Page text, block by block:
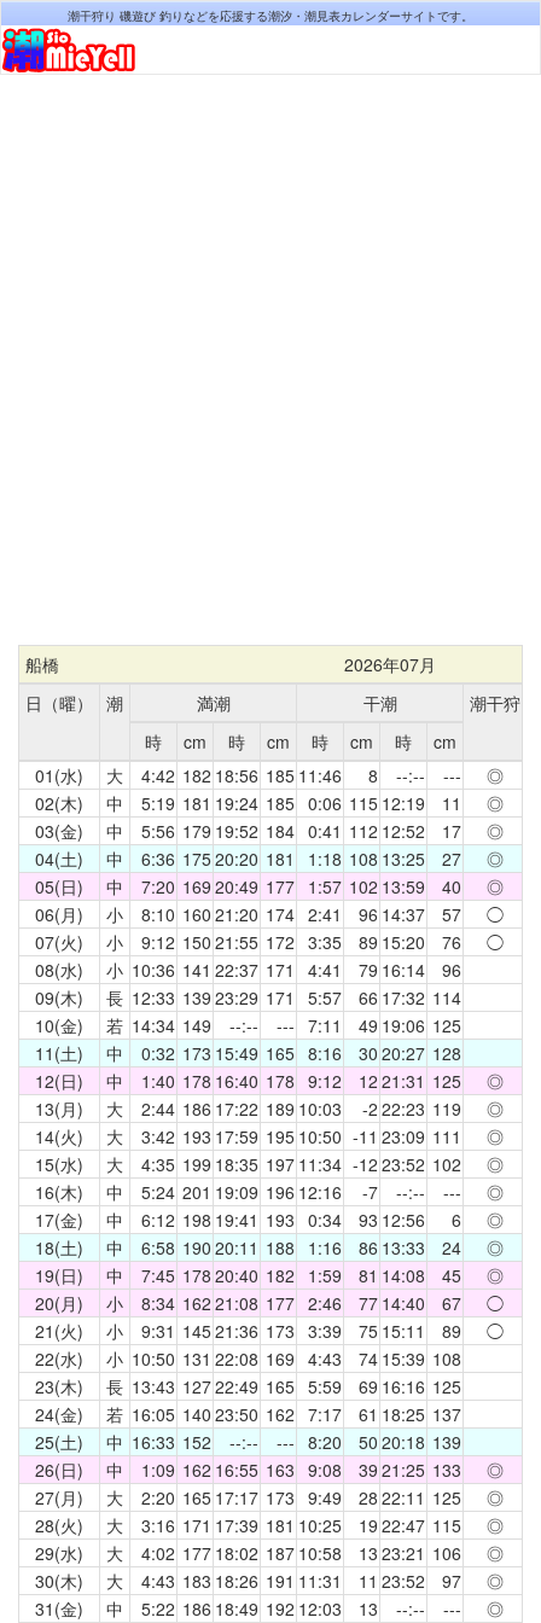
潮干狩り 磯遊び 釣りなどを応援する潮汐・潮見表カレンダーサイトです。
船橋
2026年07月
日（曜）
潮 満潮 干潮 潮干狩
時
cm 時 cm 時 cm 時
cm
01(水)
大 4:42 182 18:56 185 11:46 8 --:-- --- ◎
02(木)
中 5:19 181 19:24 185 0:06 115 12:19 11 ◎
03(金)
中 5:56 179 19:52 184 0:41 112 12:52 17 ◎
04(土)
中 6:36 17520:20 181 1:18 108 13:25 27 ◎
05(日)
中 7:20 169 20:49 177 1:57 102 13:59 40 ◎
06(月)
小 8:10 160 21:20 174 2:41 96 14:37 57 ◯
07(火)
小 9:12 150 21:55 172 3:35 89 15:20 76 ◯
08(水)
小 10:36 141 22:37 171 4:41 79 16:14 96
09(木)
長 12:33 139 23:29 171 5:57 66 17:32 114
10(金)
若 14:34 149 --:-- --- 7:11 49 19:06 125
11(土)
中 0:32 173 15:49 165 8:16 30 20:27 128
12(日)
中 1:40 178 16:40 178 9:12 12 21:31 125 ◎
13(月)
大 2:44 186 17:22 189 10:03 -2 22:23 119 ◎
14(火)
大 3:42 193 17:59 195 10:50 -11 23:09 111 ◎
15(水)
大 4:35 199 18:35 197 11:34 -12 23:52 102 ◎
16(木)
中 5:24 201 19:09 196 12:16 -7 --:-- --- ◎
17(金)
中 6:12 198 19:41 193 0:34 93 12:56 6 ◎
18(土)
中 6:58 190 20:11 188 1:16 86 13:33 24 ◎
19(日)
中 7:45 178 20:40 182 1:59 81 14:08 45 ◎
20(月)
小 8:34 162 21:08 177 2:46 77 14:40 67 ◯
21(火)
小 9:31 14521:36 173 3:39 75 15:11 89 ◯
22(水)
小 10:50 131 22:08 169 4:43 74 15:39 108
23(木)
長 13:43 12722:49 165 5:59 69 16:16 125
24(金)
若 16:05 140 23:50 162 7:17 61 18:25 137
25(土)
中 16:33 152 --:-- --- 8:20 50 20:18 139
26(日)
中 1:09 162 16:55 163 9:08 39 21:25 133 ◎
27(月)
大 2:20 165 17:17 173 9:49 28 22:11 125 ◎
28(火)
大 3:16 171 17:39 181 10:25 19 22:47 115 ◎
29(水)
大 4:02 177 18:02 187 10:58 13 23:21 106 ◎
30(木)
大 4:43 183 18:26 191 11:31 11 23:52 97 ◎
31(金)
中 5:22 186 18:49 192 12:03 13 --:-- --- ◎